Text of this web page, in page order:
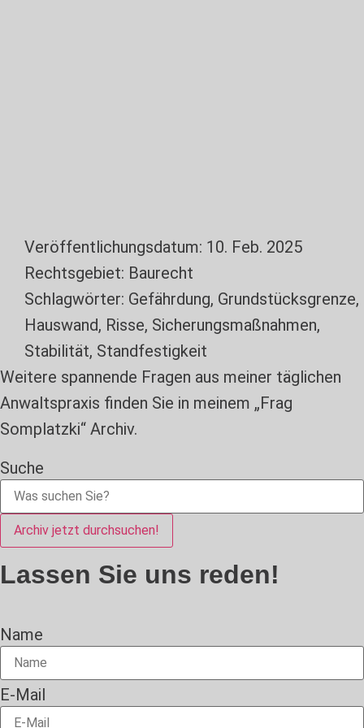
Veröffentlichungsdatum: 10. Feb. 2025
Rechtsgebiet: Baurecht
Schlagwörter: Gefährdung, Grundstücksgrenze,
Hauswand, Risse, Sicherungsmaßnahmen,
Stabilität, Standfestigkeit
Weitere spannende Fragen aus meiner täglichen
Anwaltspraxis finden Sie in meinem „Frag
Somplatzki“ Archiv.
Suche
Archiv jetzt durchsuchen!
Lassen Sie uns reden!
Name
E-Mail